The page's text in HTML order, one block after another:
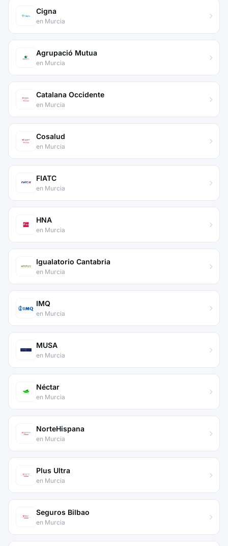
Cigna
en Murcia
Agrupació Mutua
en Murcia
Catalana Occidente
en Murcia
Cosalud
en Murcia
FIATC
en Murcia
HNA
en Murcia
Igualatorio Cantabria
en Murcia
IMQ
en Murcia
MUSA
en Murcia
Néctar
en Murcia
NorteHispana
en Murcia
Plus Ultra
en Murcia
Seguros Bilbao
en Murcia